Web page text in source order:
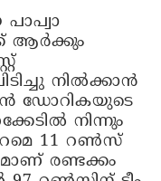
പാപ്വാ
ആർക്കും
നിൽക്കാൻ
ഡോറികയുടെ
നിന്നും
പുറമെ 11 റൺസ്
രണ്ടക്കം